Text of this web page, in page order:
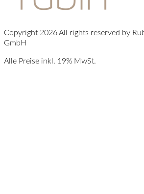
Copyright 2026 All rights reserved by
GmbH
Alle Preise inkl. 19% MwSt.